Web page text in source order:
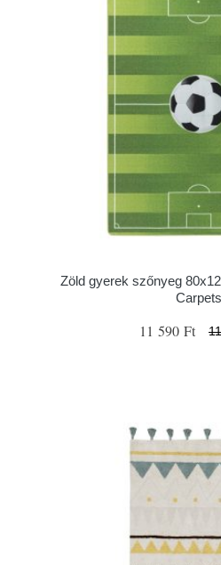
Zöld gyerek szőnyeg
Carpets
11 590 Ft